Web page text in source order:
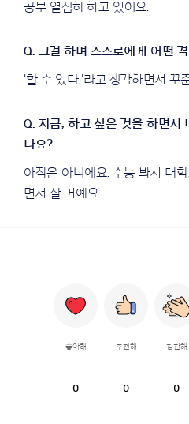
공부 열심히 하고 있어요.
'할 수 있다.'라고 생각하면서 꾸
아직은 아니에요. 수능 봐서 대
면서 살 거예요.
좋아해
0
추천해
0
칭찬해
0